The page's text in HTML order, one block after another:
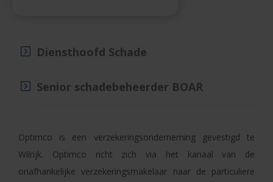
Diensthoofd Schade
Senior schadebeheerder BOAR
Optimco is een verzekeringsonderneming gevestigd te
Wilrijk. Optimco richt zich via het kanaal van de
onafhankelijke verzekeringsmakelaar naar de particuliere